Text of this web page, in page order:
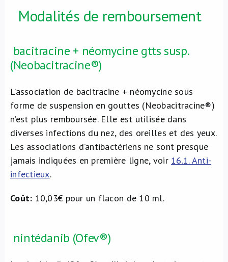
Modalités de remboursement
bacitracine + néomycine gtts susp.
(Neobacitracine®)
L’association de bacitracine + néomycine sous
forme de suspension en gouttes (Neobacitracine®)
n’est plus remboursée. Elle est utilisée dans
diverses infections du nez, des oreilles et des yeux.
Les associations d’antibactériens ne sont presque
jamais indiquées en première ligne, voir 16.1. Anti-
infectieux.
Coût: 10,03€ pour un flacon de 10 ml.
nintédanib (Ofev®)